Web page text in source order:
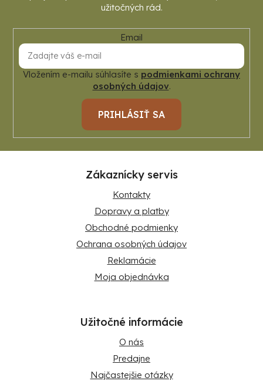
Email
Vložením e-mailu súhlasíte s podmienkami ochrany
osobných údajov.
PRIHLÁSIŤ SA
Zákaznícky servis
Kontakty
Dopravy a platby
Obchodné podmienky
Ochrana osobných údajov
Reklamácie
Moja objednávka
Užitočné informácie
O nás
Predajne
Najčastejšie otázky